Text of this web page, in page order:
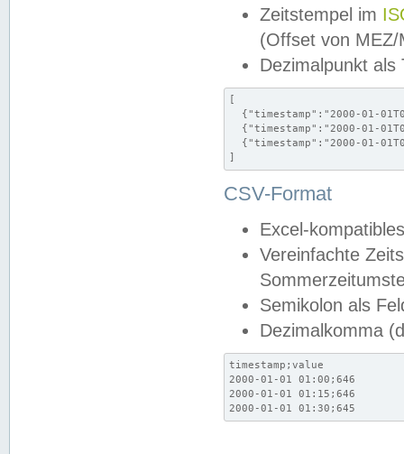
Zeitstempel im
(Offset von MEZ/
Dezimalpunkt als
[
{"timestamp":"2000-01-
{"timestamp":"2000-01-
{"timestamp":"2000-01-
]
CSV-Format
Excel-
Vereinfachte
Semikolon als
Dezimalkomma
timestamp;value
2000-01-01 01:00;646
2000-01-01 01:15;646
2000-01-01 01:30;645